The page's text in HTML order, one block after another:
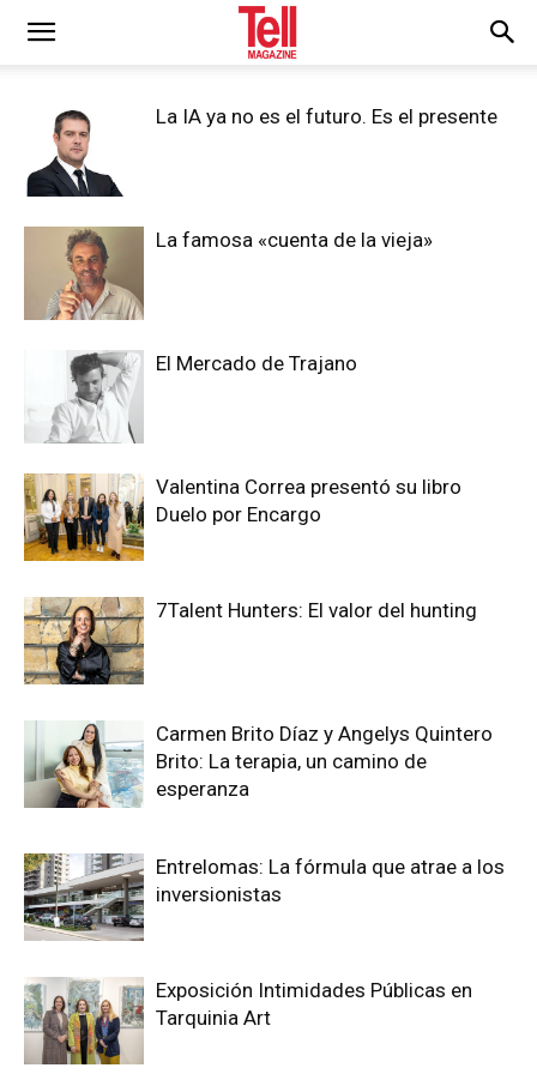
La IA ya no es el futuro. Es el presente
La famosa «cuenta de la vieja»
El Mercado de Trajano
Valentina Correa presentó su libro
Duelo por Encargo
7Talent Hunters: El valor del hunting
Carmen Brito Díaz y Angelys Quintero
Brito: La terapia, un camino de
esperanza
Entrelomas: La fórmula que atrae a los
inversionistas
Exposición Intimidades Públicas en
Tarquinia Art